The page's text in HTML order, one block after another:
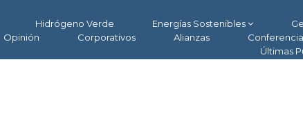
Hidrógeno Verde Energías Sostenibles
Opinión
Corporativos Alianzas
Últimas